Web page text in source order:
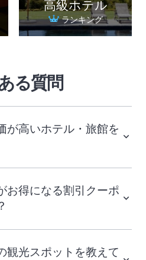
高級ホテル
ランキング
る質問
が高いホテル・旅館を
お得になる割引クーポ
観光スポットを教えて